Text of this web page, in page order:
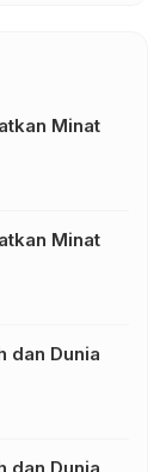
Minat
Minat
dan Dunia